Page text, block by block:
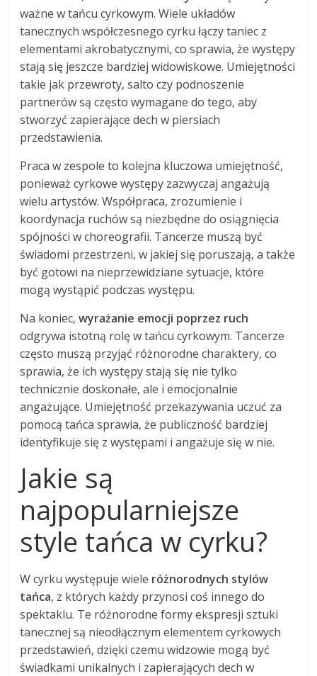
ważne w tańcu cyrkowym. Wiele układów
tanecznych współczesnego cyrku łączy taniec z
elementami akrobatycznymi, co sprawia, że występy
stają się jeszcze bardziej widowiskowe. Umiejętności
takie jak przewroty, salto czy podnoszenie
partnerów są często wymagane do tego, aby
stworzyć zapierające dech w piersiach
przedstawienia.
Praca w zespole to kolejna kluczowa umiejętność,
ponieważ cyrkowe występy zazwyczaj angażują
wielu artystów. Współpraca, zrozumienie i
koordynacja ruchów są niezbędne do osiągnięcia
spójności w choreografii. Tancerze muszą być
świadomi przestrzeni, w jakiej się poruszają, a także
być gotowi na nieprzewidziane sytuacje, które
mogą wystąpić podczas występu.
Na koniec,wyrażanie emocji poprzez ruch
odgrywa istotną rolę w tańcu cyrkowym. Tancerze
często muszą przyjąć różnorodne charaktery, co
sprawia, że ich występy stają się nie tylko
technicznie doskonałe, ale i emocjonalnie
angażujące. Umiejętność przekazywania uczuć za
pomocą tańca sprawia, że publiczność bardziej
identyfikuje się z występami i angażuje się w nie.
Jakie są
najpopularniejsze
style tańca w cyrku?
W cyrku występuje wiele różnorodnych stylów
tańca, z których każdy przynosi coś innego do
spektaklu. Te różnorodne formy ekspresji sztuki
tanecznej są nieodłącznym elementem cyrkowych
przedstawień, dzięki czemu widzowie mogą być
świadkami unikalnych i zapierających dech w